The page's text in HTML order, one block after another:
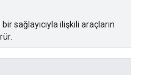
sağlayıcıyla ilişkili araçların